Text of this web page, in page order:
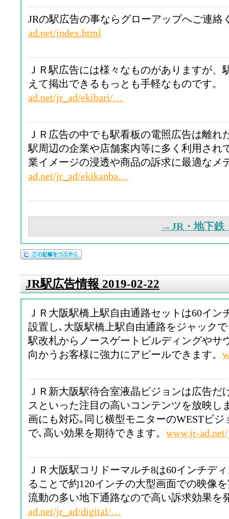
JRの駅広告の事ならグローアップへご連絡
ad.net/index.html
ＪＲ駅広告には様々なものがありますが、
えて掲出できるもっとも手軽なものです
ad.net/jr_ad/ekibari/…
ＪＲ広告の中でも駅看板の電照広告は離れ
駅周辺の企業や店舗案内等に多く利用され
業イメージの浸透や商品の訴求に最適なメ
ad.net/jr_ad/ekikanba…
→JR・地下鉄
JR駅広告情報 2019-02-22
ＪＲ大阪駅橋上駅自由通路セットは60イン
設置し､大阪駅橋上駅自由通路をジャック
駅改札からノースゲートビルディングやサ
向かうお客様に強力にアピールできます。
ＪＲ新大阪駅待合室液晶ビジョンは広告だ
スといった注目の高いコンテンツを放映し
画にも対応｡同じ横型モニターのWESTビ
で､高い効果を期待できます。 www.jr-
ＪＲ大阪駅コリドーマルチ8は60インチデ
ることで約120インチの大型画面での映像
流動の多い地下通路なので高い訴求効果を
ad.net/jr_ad/digital/…